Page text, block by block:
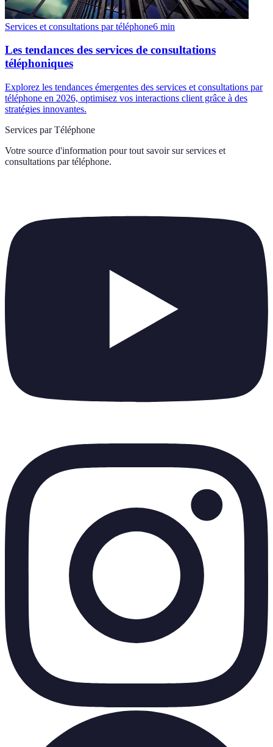
Services et consultations par téléphone6 min
Les tendances des services de consultations
téléphoniques
Explorez les tendances émergentes des services et consultations par
téléphone en 2026, optimisez vos interactions client grâce à des
stratégies innovantes.
Services par Téléphone
Votre source d'information pour tout savoir sur services et
consultations par téléphone.